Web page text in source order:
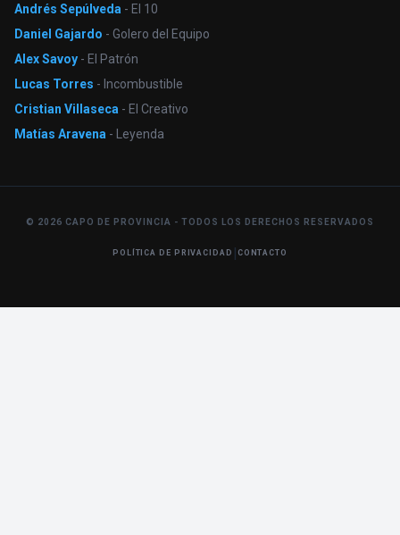
Andrés Sepúlveda - El 10
Daniel Gajardo - Golero del Equipo
Alex Savoy - El Patrón
Lucas Torres - Incombustible
Cristian Villaseca - El Creativo
Matías Aravena - Leyenda
© 2026 CAPO DE PROVINCIA - TODOS LOS DERECHOS RESERVADOS
POLÍTICA DE PRIVACIDAD | CONTACTO